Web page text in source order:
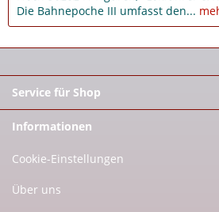
Die Bahnepoche III umfasst den...
Service für Shop
Informationen
Cookie-Einstellungen
Über uns